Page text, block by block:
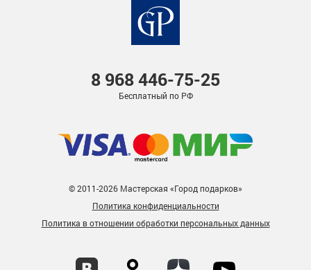
8 968446-75-25
Бесплатный по РФ
© 2011-2026 Мастерская «Город подарков»
Политика конфиденциальности
Политика в отношении обработки персональных данных